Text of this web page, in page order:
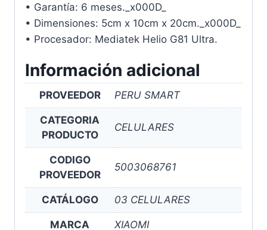
• Garantía: 6 meses._x000D_
• Dimensiones: 5cm x 10cm x 20cm._x000D_
• Procesador: Mediatek Helio G81 Ultra.
Información adicional
PROVEEDOR PERU SMART
CATEGORIA
PRODUCTO
CELULARES
CODIGO
PROVEEDOR
5003068761
CATÁLOGO 03 CELULARES
MARCA XIAOMI